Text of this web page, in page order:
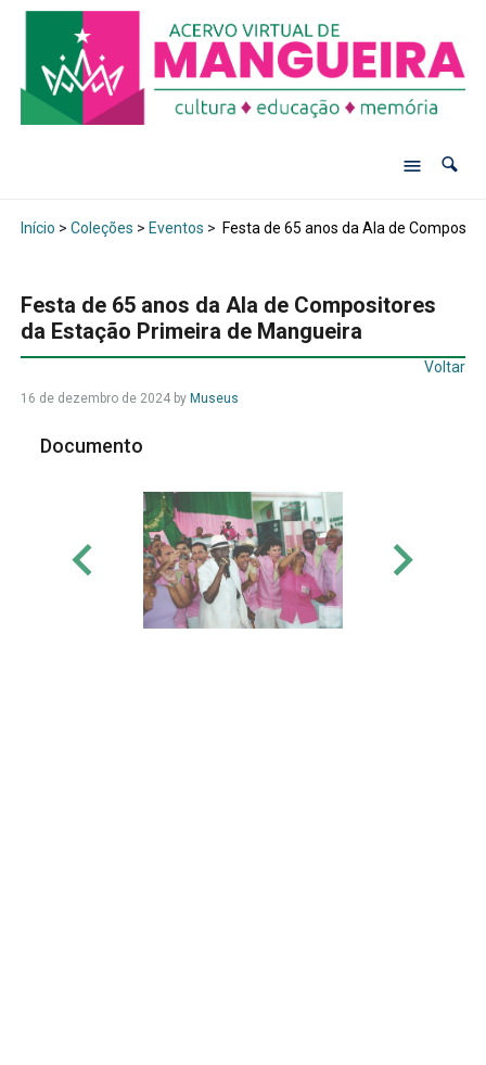
Início > Coleções > Eventos > Festa de 65 anos da Ala de
Festa de 65 anos da Ala de Compositores
da Estação Primeira de Mangueira
Voltar
16 de dezembro de 2024by Museus
Documento